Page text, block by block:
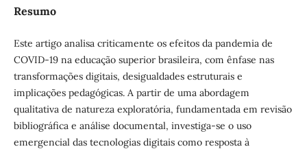
Resumo
Este artigo analisa criticamente os efeitos da pandemia de
COVID-19 na educação superior brasileira, com ênfase nas
transformações digitais, desigualdades estruturais e
implicações pedagógicas. A partir de uma abordagem
qualitativa de natureza exploratória, fundamentada em revisão
bibliográfica e análise documental, investiga-se o uso
emergencial das tecnologias digitais como resposta à